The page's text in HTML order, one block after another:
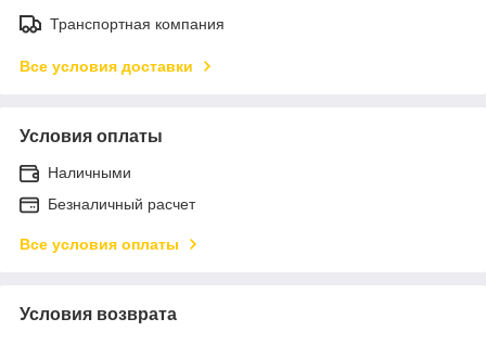
Транспортная компания
Все условия доставки
Условия оплаты
Наличными
Безналичный расчет
Все условия оплаты
Условия возврата